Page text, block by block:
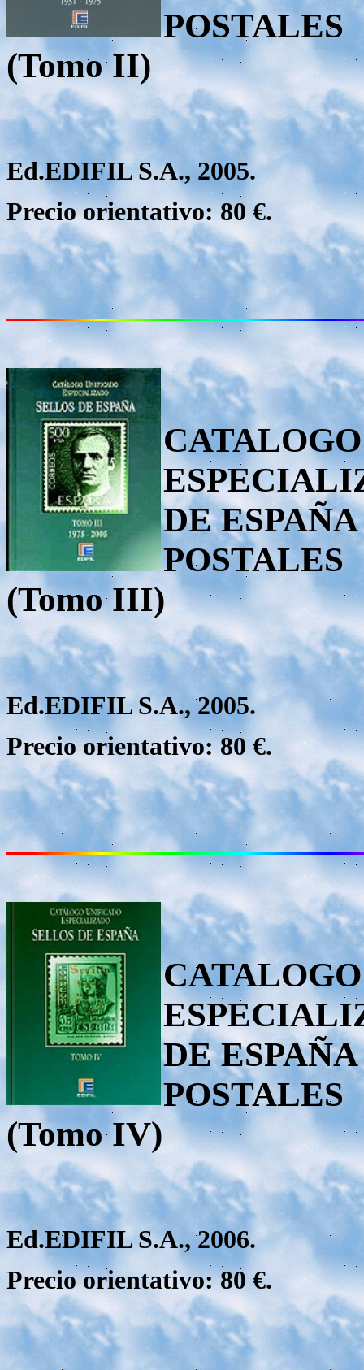
POSTALES
(Tomo II)
Ed.EDIFIL S.A., 2005.
Precio orientativo: 80 €.
DE
POSTALES
(Tomo III)
Ed.EDIFIL S.A., 2005.
Precio orientativo: 80 €.
DE
POSTALES
(Tomo IV)
Ed.EDIFIL S.A., 2006.
Precio orientativo: 80 €.